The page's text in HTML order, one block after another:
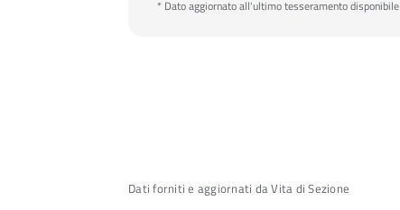
* Dato aggiornato all'ultimo tesseramento disponibile
Dati forniti e aggiornati da Vita di Sezione